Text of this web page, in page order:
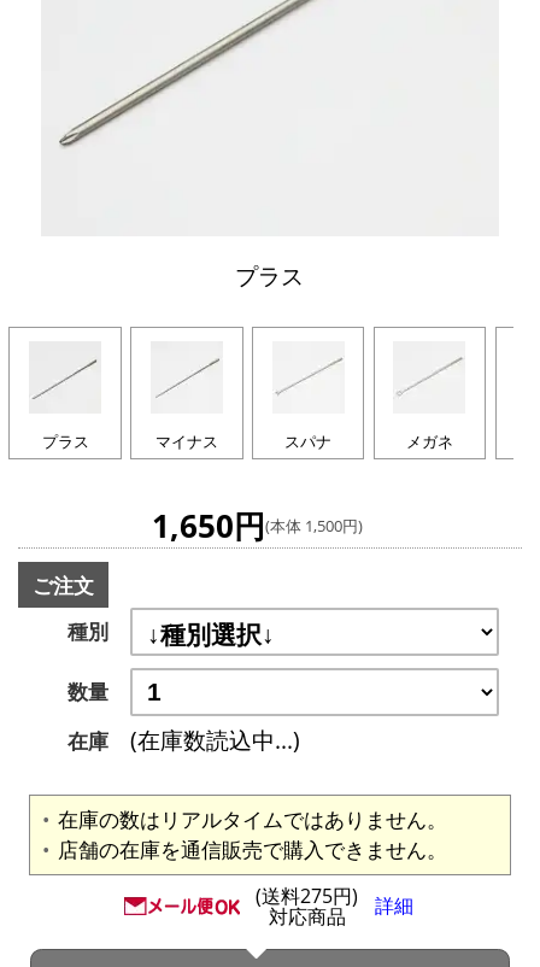
プラス
プラス マイナス スパナ メガネ
1,650円(本体 1,500円)
ご注文
種別
数量
在庫
(在庫数読込中...)
在庫の数はリアルタイムではありません。
店舗の在庫を通信販売で購入できません。
(送料275円)
対応商品 詳細